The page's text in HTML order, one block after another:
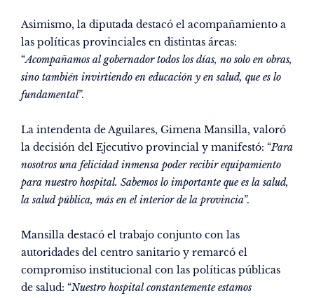
Asimismo, la diputada destacó el acompañamiento a
las políticas provinciales en distintas áreas:
“Acompañamos al gobernador todos los días, no solo en obras,
sino también invirtiendo en educación y en salud, que es lo
fundamental”.
La intendenta de Aguilares, Gimena Mansilla, valoró
la decisión del Ejecutivo provincial y manifestó: “Para
nosotros una felicidad inmensa poder recibir equipamiento
para nuestro hospital. Sabemos lo importante que es la salud,
la salud pública, más en el interior de la provincia”.
Mansilla destacó el trabajo conjunto con las
autoridades del centro sanitario y remarcó el
compromiso institucional con las políticas públicas
de salud: “Nuestro hospital constantemente estamos